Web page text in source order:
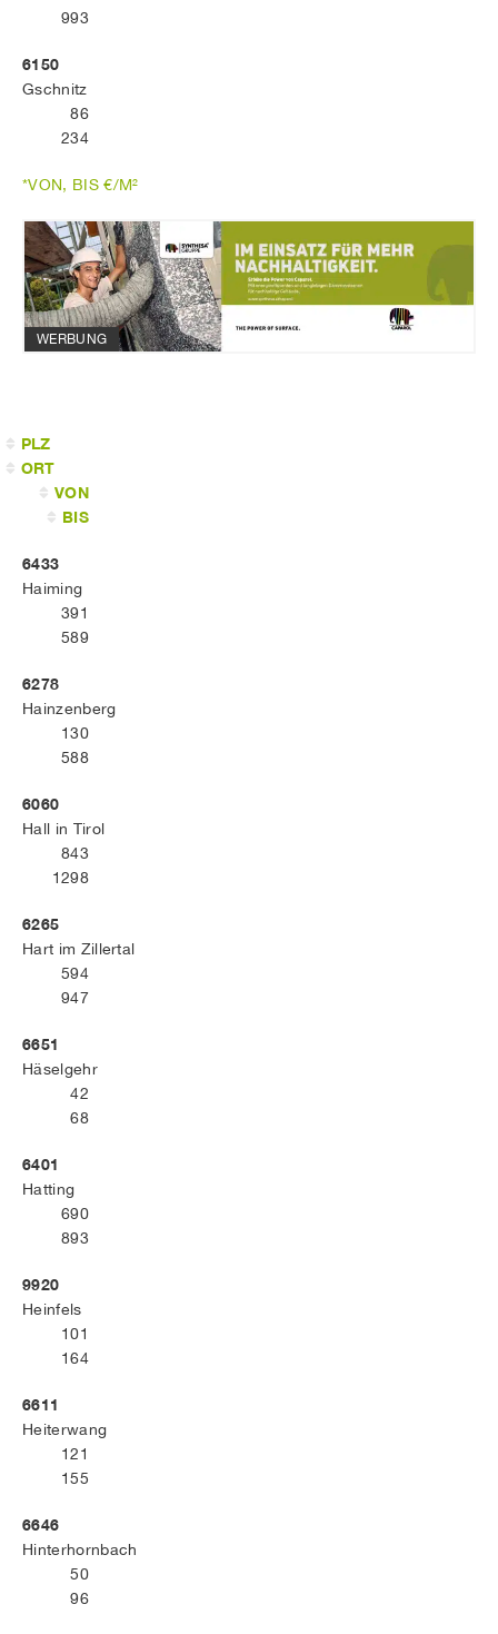
993
6150
Gschnitz
86
234
*VON, BIS €/M²
WERBUNG
PLZ
ORT
VON
BIS
6433
Haiming
391
589
6278
Hainzenberg
130
588
6060
Hall in Tirol
843
1298
6265
Hart im Zillertal
594
947
6651
Häselgehr
42
68
6401
Hatting
690
893
9920
Heinfels
101
164
6611
Heiterwang
121
155
6646
Hinterhornbach
50
96